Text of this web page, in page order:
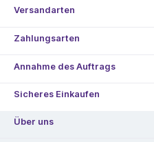
Versandarten
Zahlungsarten
Annahme des Auftrags
Sicheres Einkaufen
Über uns